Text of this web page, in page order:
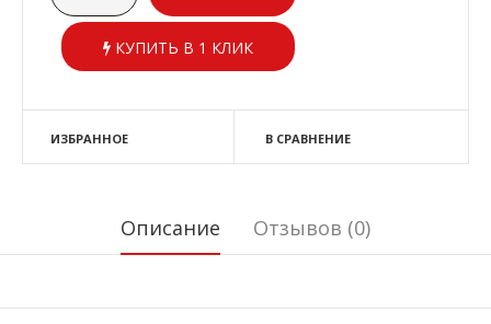
КУПИТЬ В 1 КЛИК
ИЗБРАННОЕ В СРАВНЕНИЕ
Описание Отзывов (0)